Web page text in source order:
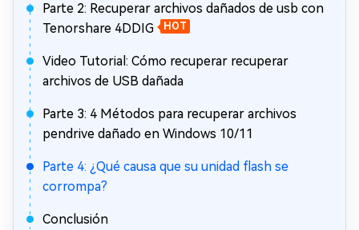
Parte 2: Recuperar archivos dañados de usb con
Tenorshare 4DDIG
HOT
Video Tutorial: Cómo recuperar recuperar
archivos de USB dañada
Parte 3: 4 Métodos para recuperar archivos
pendrive dañado en Windows 10/11
Parte 4: ¿Qué causa que su unidad flash se
corrompa?
Conclusión